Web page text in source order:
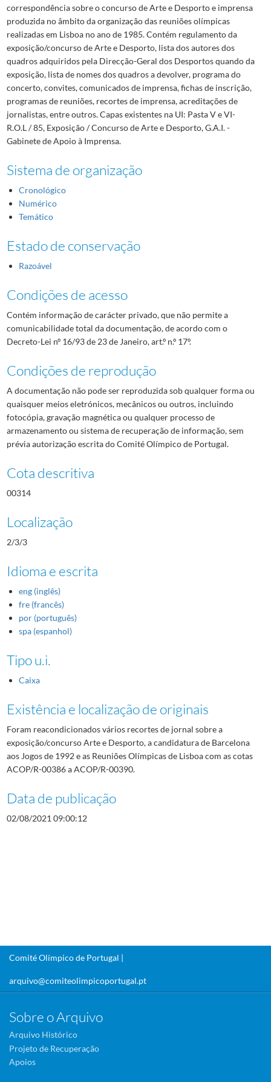
correspondência sobre o concurso de Arte e Desporto e imprensa
produzida no âmbito da organização das reuniões olímpicas
realizadas em Lisboa no ano de 1985. Contém regulamento da
exposição/concurso de Arte e Desporto, lista dos autores dos
quadros adquiridos pela Direcção-Geral dos Desportos quando da
exposição, lista de nomes dos quadros a devolver, programa do
concerto, convites, comunicados de imprensa, fichas de inscrição,
programas de reuniões, recortes de imprensa, acreditações de
jornalistas, entre outros. Capas existentes na UI: Pasta V e VI-
R.O.L / 85, Exposição / Concurso de Arte e Desporto, G.A.I. -
Gabinete de Apoio à Imprensa.
Sistema de organização
Cronológico
Numérico
Temático
Estado de conservação
Razoável
Condições de acesso
Contém informação de carácter privado, que não permite a
comunicabilidade total da documentação, de acordo com o
Decreto-Lei nº 16/93 de 23 de Janeiro, art.º n.º 17º.
Condições de reprodução
A documentação não pode ser reproduzida sob qualquer forma ou
quaisquer meios eletrónicos, mecânicos ou outros, incluindo
fotocópia, gravação magnética ou qualquer processo de
armazenamento ou sistema de recuperação de informação, sem
prévia autorização escrita do Comité Olímpico de Portugal.
Cota descritiva
00314
Localização
2/3/3
Idioma e escrita
eng (inglês)
fre (francês)
por (português)
spa (espanhol)
Tipo u.i.
Caixa
Existência e localização de originais
Foram reacondicionados vários recortes de jornal sobre a
exposição/concurso Arte e Desporto, a candidatura de Barcelona
aos Jogos de 1992 e as Reuniões Olímpicas de Lisboa com as cotas
ACOP/R-00386 a ACOP/R-00390.
Data de publicação
02/08/2021 09:00:12
Comité Olímpico de Portugal |
arquivo@comiteolimpicoportugal.pt
Sobre o Arquivo
Arquivo Histórico
Projeto de Recuperação
Apoios